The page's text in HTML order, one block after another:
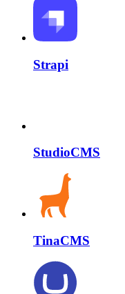
Strapi
StudioCMS
TinaCMS